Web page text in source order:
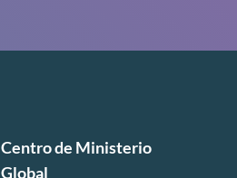
Centro de Ministerio
Global